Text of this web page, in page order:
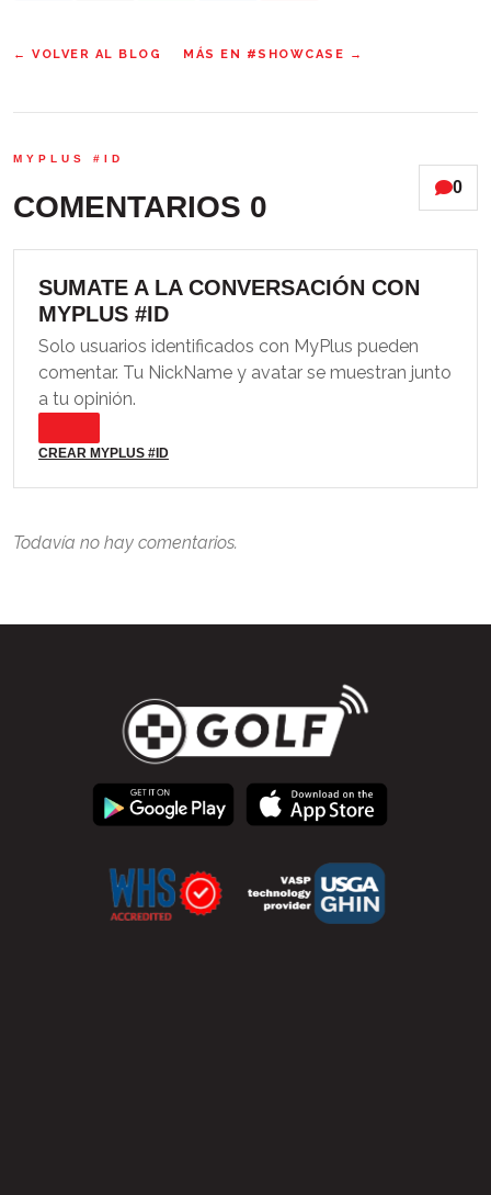
← VOLVER AL BLOG MÁS EN #SHOWCASE →
MYPLUS #ID
COMENTARIOS 0
0
SUMATE A LA CONVERSACIÓN CON
MYPLUS #ID
Solo usuarios identificados con MyPlus pueden
comentar. Tu NickName y avatar se muestran junto
a tu opinión.
CREAR MYPLUS #ID
Todavía no hay comentarios.